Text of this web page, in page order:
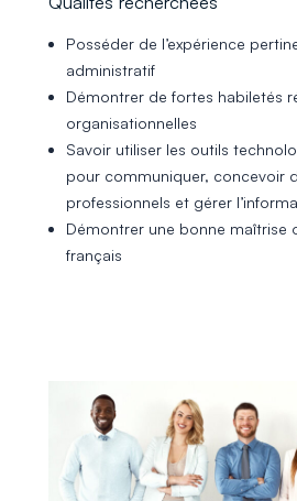
Posséder de l’expérience
administratif
Démontrer de fortes habiletés
organisationnelles
Savoir utiliser les outils
pour communiquer, concevoir
professionnels et gérer
Démontrer une bonne maîtrise
français